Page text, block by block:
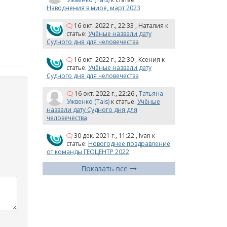
Наводнения в мире, март 2023
16 окт. 2022 г., 22:33 , Наталия к
статье: Учёные назвали дату
Судного дня для человечества
16 окт. 2022 г., 22:30 , Ксения к
статье: Учёные назвали дату
Судного дня для человечества
16 окт. 2022 г., 22:26 , Татьяна
Ужвенко (Tais) к статье: Учёные
назвали дату Судного дня для
человечества
30 дек. 2021 г., 11:22 , Ivan к
статье: Новогоднее поздравление
от команды ГЕОЦЕНТР 2022
Показать все